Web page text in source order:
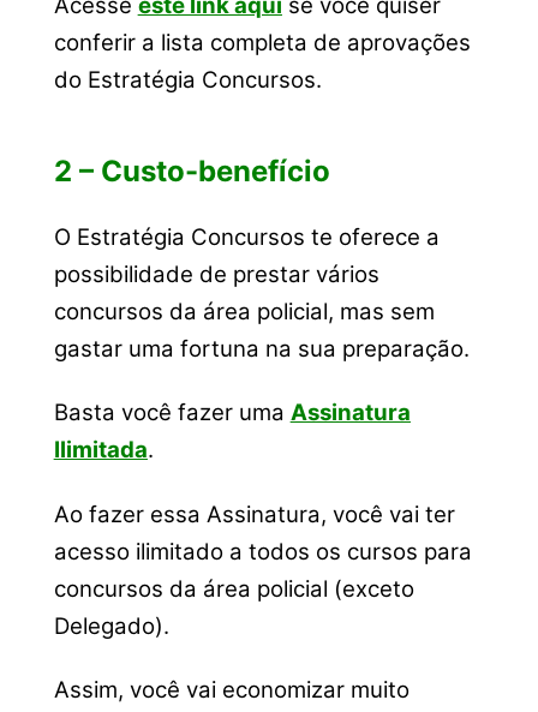
conferir a lista completa de aprovações
do Estratégia Concursos.
2 – Custo-benefício
O Estratégia Concursos te oferece a
possibilidade de prestar vários
concursos da área policial, mas sem
gastar uma fortuna na sua preparação.
Basta você fazer uma Assinatura
Ilimitada.
Ao fazer essa Assinatura, você vai ter
acesso ilimitado a todos os cursos para
concursos da área policial (exceto
Delegado).
Assim, você vai economizar muito